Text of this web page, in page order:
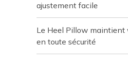
ajustement facile
Le Heel Pillow maintient
en toute sécurité